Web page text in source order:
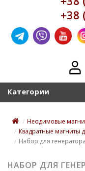
+38
Категории
Неодимовые
Квадратные магниты
Набор для
НАБОР ДЛЯ